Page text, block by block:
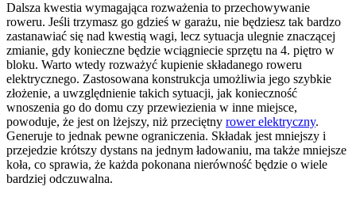
Dalsza kwestia wymagająca rozważenia to przechowywanie
roweru. Jeśli trzymasz go gdzieś w garażu, nie będziesz tak bardzo
zastanawiać się nad kwestią wagi, lecz sytuacja ulegnie znaczącej
zmianie, gdy konieczne będzie wciągniecie sprzętu na 4. piętro w
bloku. Warto wtedy rozważyć kupienie składanego roweru
elektrycznego. Zastosowana konstrukcja umożliwia jego szybkie
złożenie, a uwzględnienie takich sytuacji, jak konieczność
wnoszenia go do domu czy przewiezienia w inne miejsce,
powoduje, że jest on lżejszy, niż przeciętny rower elektryczny.
Generuje to jednak pewne ograniczenia. Składak jest mniejszy i
przejedzie krótszy dystans na jednym ładowaniu, ma także mniejsze
koła, co sprawia, że każda pokonana nierówność będzie o wiele
bardziej odczuwalna.